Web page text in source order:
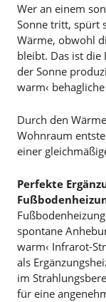
Wer an einem
Sonne tritt, spürt
Wärme, obwohl
bleibt. Das ist
der Sonne
warm‹
Durch den
Wohnraum
einer
Perfekte
spontane
warm‹ Infrarot-
als
im
für eine